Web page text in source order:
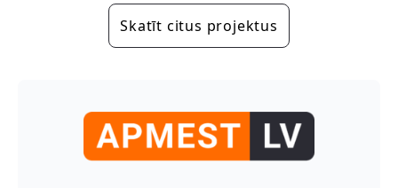
Skatīt citus projektus